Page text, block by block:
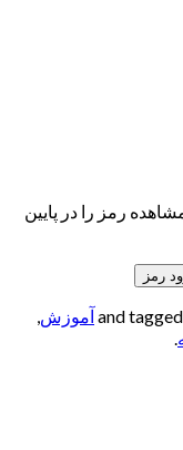
رمز را در پایین
آموزش,
.